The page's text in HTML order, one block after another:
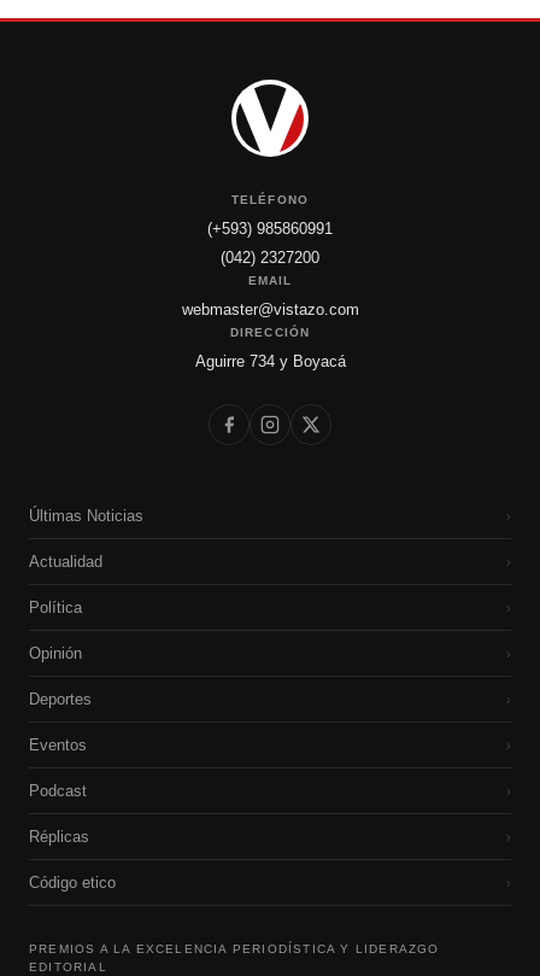
TELÉFONO
(+593) 985860991
(042) 2327200
EMAIL
webmaster@vistazo.com
DIRECCIÓN
Aguirre 734 y Boyacá
Últimas Noticias ›
Actualidad ›
Política ›
Opinión ›
Deportes ›
Eventos ›
Podcast ›
Réplicas ›
Código etico ›
PREMIOS A LA EXCELENCIA PERIODÍSTICA Y LIDERAZGO
EDITORIAL